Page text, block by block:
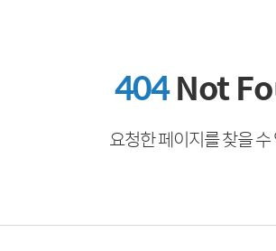
404Not
요청한 페이지를 찾을